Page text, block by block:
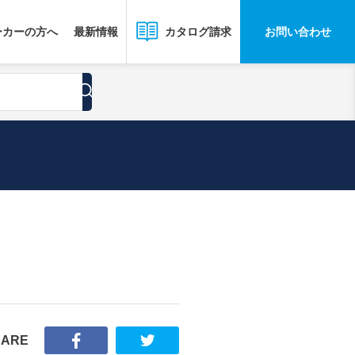
ーの方へ 最新情報 カタログ請求 お問い合わせ